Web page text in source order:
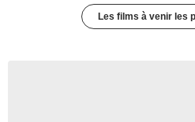
Les films à venir les